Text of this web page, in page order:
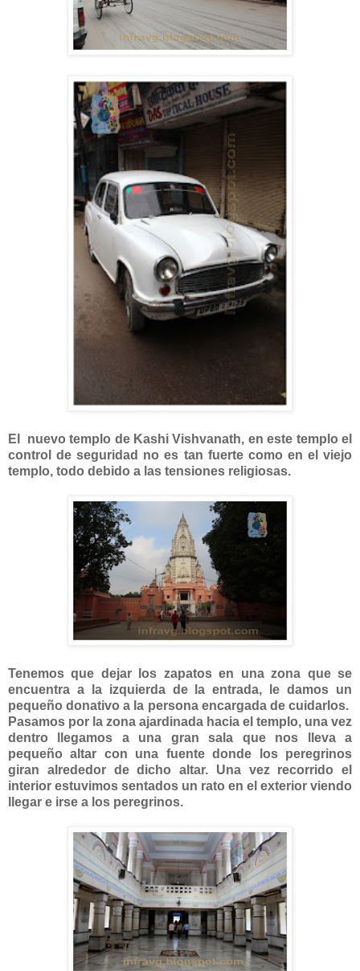
El nuevo templo de Kashi Vishvanath, en este templo el
control de seguridad no es tan fuerte como en el viejo
templo, todo debido a las tensiones religiosas.
Tenemos que dejar los zapatos en una zona que se
encuentra a la izquierda de la entrada, le damos un
pequeño donativo a la persona encargada de cuidarlos.
Pasamos por la zona ajardinada hacia el templo, una vez
dentro llegamos a una gran sala que nos lleva a
pequeño altar con una fuente donde los peregrinos
giran alrededor de dicho altar. Una vez recorrido el
interior estuvimos sentados un rato en el exterior viendo
llegar e irse a los peregrinos.